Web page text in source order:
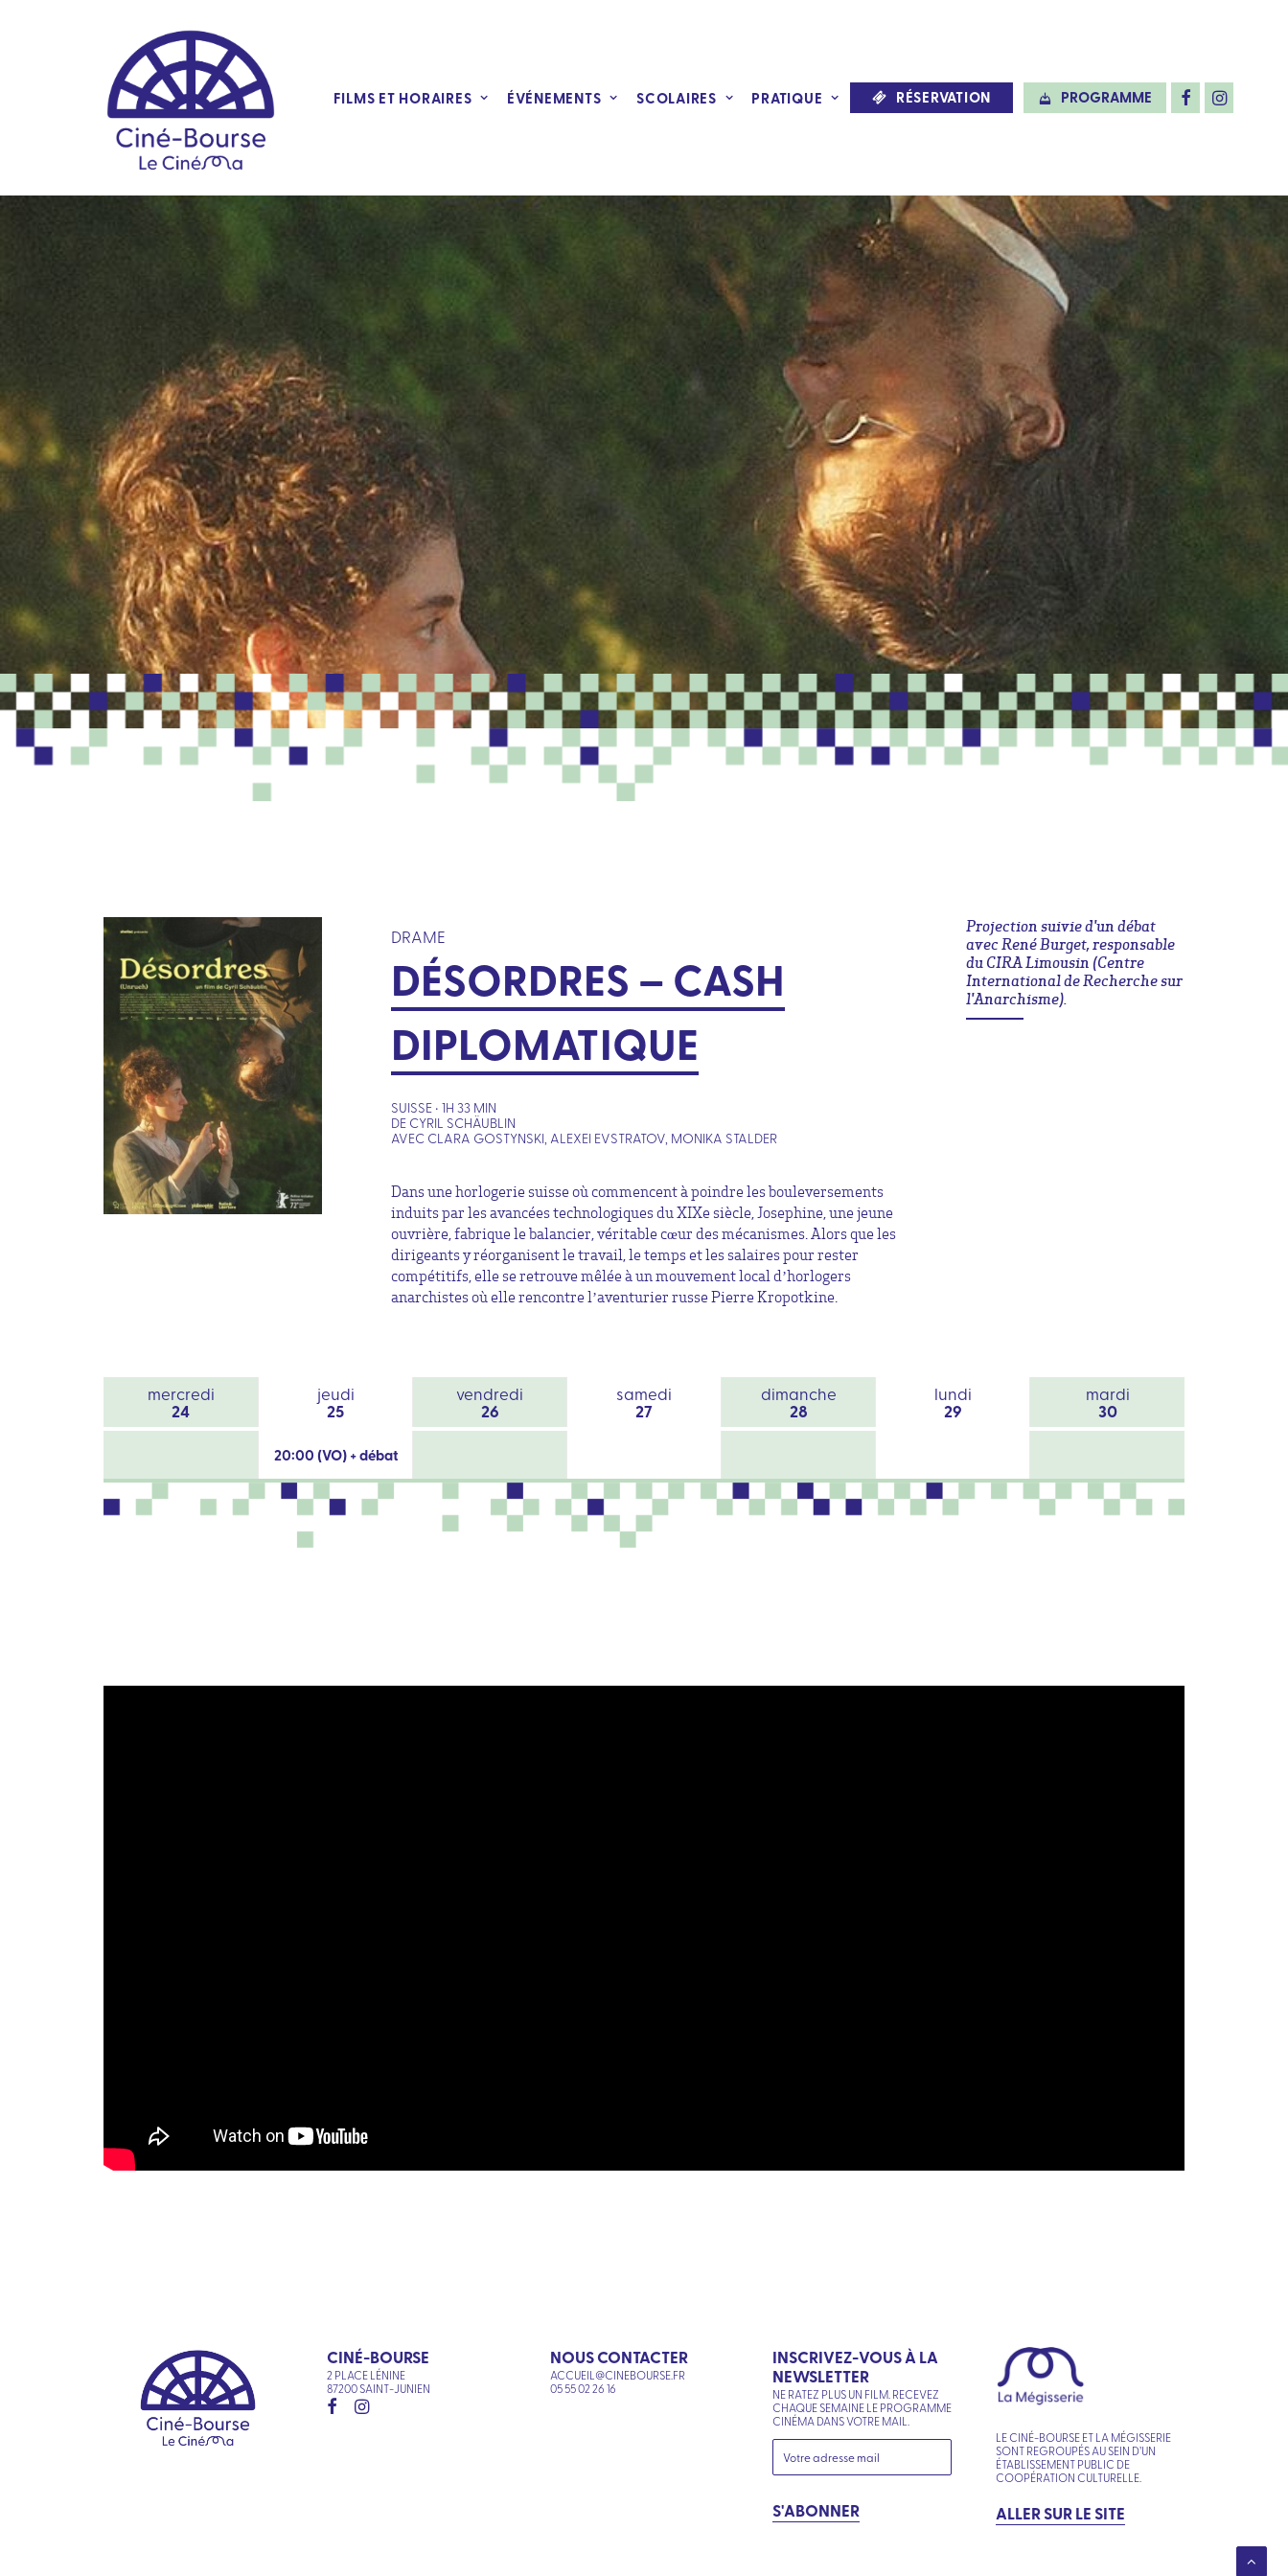
FILMS ET HORAIRES ÉVÉNEMENTS SCOLAIRES PRATIQUE RÉSERVATION PROGRAMME
DRAME
DÉSORDRES – CASH
DIPLOMATIQUE
SUISSE • 1H 33 MIN
DE CYRIL SCHÄUBLIN
AVEC CLARA GOSTYNSKI, ALEXEI EVSTRATOV, MONIKA STALDER
Dans une horlogerie suisse où commencent à poindre les bouleversements
induits par les avancées technologiques du XIXe siècle, Josephine, une jeune
ouvrière, fabrique le balancier, véritable cœur des mécanismes. Alors que les
dirigeants y réorganisent le travail, le temps et les salaires pour rester
compétitifs, elle se retrouve mêlée à un mouvement local d’horlogers
anarchistes où elle rencontre l’aventurier russe Pierre Kropotkine.
Projection suivie d'un débat
avec René Burget, responsable
du CIRA Limousin (Centre
International de Recherche sur
l'Anarchisme).
mercredi
24
jeudi
25
vendredi
26
samedi
27
dimanche
28
lundi
29
mardi
30
20:00 (VO) + débat
CINÉ-BOURSE
2 PLACE LÉNINE
87200 SAINT-JUNIEN
NOUS CONTACTER
ACCUEIL@CINEBOURSE.FR
05 55 02 26 16
INSCRIVEZ-VOUS À LA
NEWSLETTER
NE RATEZ PLUS UN FILM. RECEVEZ
CHAQUE SEMAINE LE PROGRAMME
CINÉMA DANS VOTRE MAIL.
S'ABONNER
LE CINÉ-BOURSE ET LA MÉGISSERIE
SONT REGROUPÉS AU SEIN D’UN
ÉTABLISSEMENT PUBLIC DE
COOPÉRATION CULTURELLE.
ALLER SUR LE SITE